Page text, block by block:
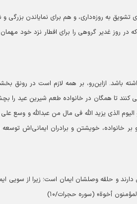
به روزه‌داری، و هم برای نمایاندن بزرگی
در روز غدیر گروهی را برای افطار نزد خود
باشد. ازاین‌رو، بر همه لازم است در رونق
کنند تا همگان در خانواده طعم شیرین عید را
الذی یزید الله فی مال من عبدالله و وسع علی
خانواده، خویشتن و برادران ایمانی‌اش توسعه
و حلقه وصلشان ایمان است؛ زیرا از سویی
أخوة» (سوره حجرات/۱۰)